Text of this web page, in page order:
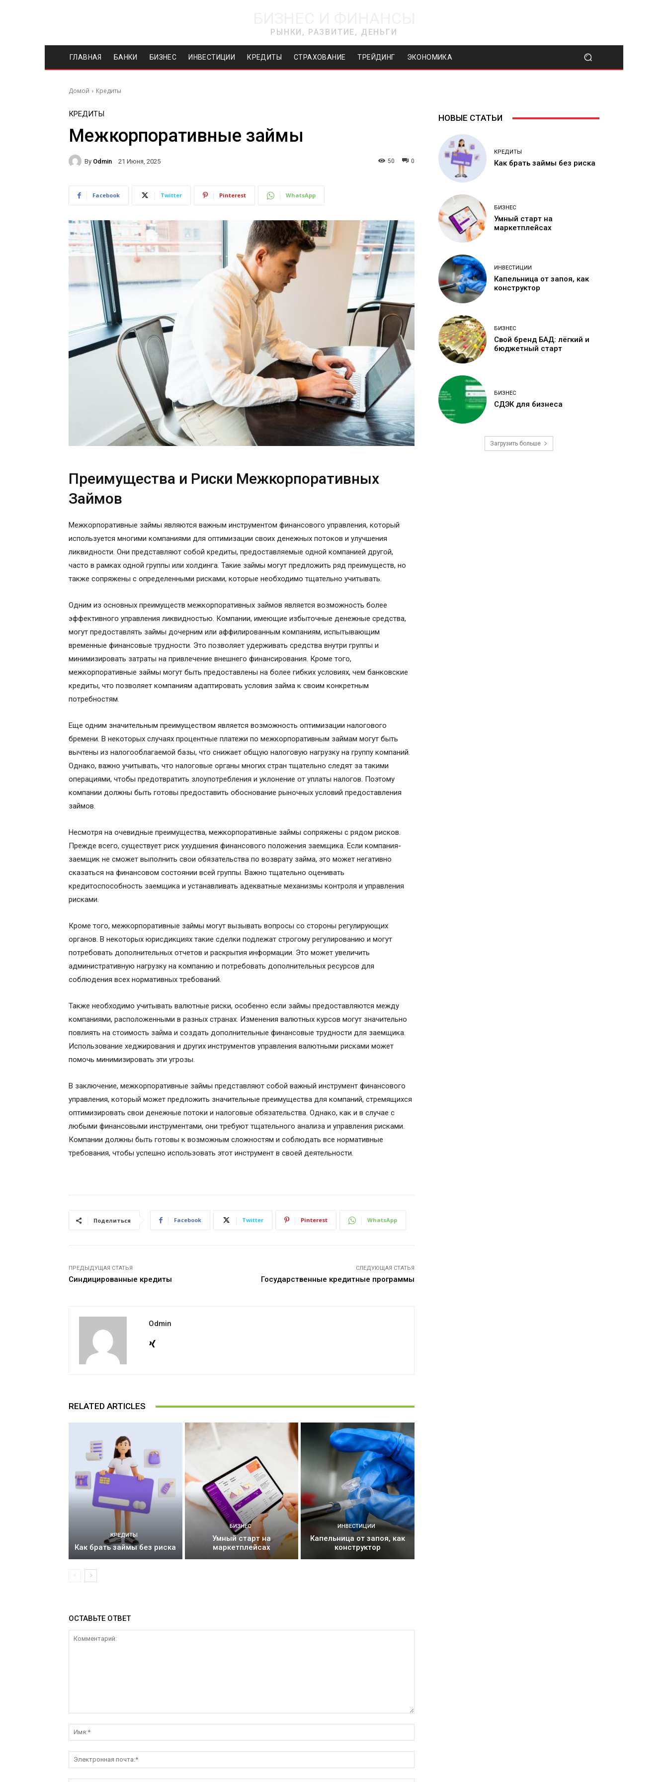
РЫНКИ, РАЗВИТИЕ, ДЕНЬГИ
ГЛАВНАЯ БАНКИ БИЗНЕС ИНВЕСТИЦИИ КРЕДИТЫ СТРАХОВАНИЕ ТРЕЙДИНГ ЭКОНОМИКА
Домой Кредиты
КРЕДИТЫ
Межкорпоративные займы
By Odmin 21 Июня, 2025 0
50
Facebook Twitter Pinterest WhatsApp
Преимущества и Риски Межкорпоративных
Займов
Межкорпоративные займы являются важным инструментом финансового управления, который
используется многими компаниями для оптимизации своих денежных потоков и улучшения
ликвидности. Они представляют собой кредиты, предоставляемые одной компанией другой,
часто в рамках одной группы или холдинга. Такие займы могут предложить ряд преимуществ, но
также сопряжены с определенными рисками, которые необходимо тщательно учитывать.
Одним из основных преимуществ межкорпоративных займов является возможность более
эффективного управления ликвидностью. Компании, имеющие избыточные денежные средства,
могут предоставлять займы дочерним или аффилированным компаниям, испытывающим
временные финансовые трудности. Это позволяет удерживать средства внутри группы и
минимизировать затраты на привлечение внешнего финансирования. Кроме того,
межкорпоративные займы могут быть предоставлены на более гибких условиях, чем банковские
кредиты, что позволяет компаниям адаптировать условия займа к своим конкретным
потребностям.
Еще одним значительным преимуществом является возможность оптимизации налогового
бремени. В некоторых случаях процентные платежи по межкорпоративным займам могут быть
вычтены из налогооблагаемой базы, что снижает общую налоговую нагрузку на группу компаний.
Однако, важно учитывать, что налоговые органы многих стран тщательно следят за такими
операциями, чтобы предотвратить злоупотребления и уклонение от уплаты налогов. Поэтому
компании должны быть готовы предоставить обоснование рыночных условий предоставления
займов.
Несмотря на очевидные преимущества, межкорпоративные займы сопряжены с рядом рисков.
Прежде всего, существует риск ухудшения финансового положения заемщика. Если компания-
заемщик не сможет выполнить свои обязательства по возврату займа, это может негативно
сказаться на финансовом состоянии всей группы. Важно тщательно оценивать
кредитоспособность заемщика и устанавливать адекватные механизмы контроля и управления
рисками.
Кроме того, межкорпоративные займы могут вызывать вопросы со стороны регулирующих
органов. В некоторых юрисдикциях такие сделки подлежат строгому регулированию и могут
потребовать дополнительных отчетов и раскрытия информации. Это может увеличить
административную нагрузку на компанию и потребовать дополнительных ресурсов для
соблюдения всех нормативных требований.
Также необходимо учитывать валютные риски, особенно если займы предоставляются между
компаниями, расположенными в разных странах. Изменения валютных курсов могут значительно
повлиять на стоимость займа и создать дополнительные финансовые трудности для заемщика.
Использование хеджирования и других инструментов управления валютными рисками может
помочь минимизировать эти угрозы.
В заключение, межкорпоративные займы представляют собой важный инструмент финансового
управления, который может предложить значительные преимущества для компаний, стремящихся
оптимизировать свои денежные потоки и налоговые обязательства. Однако, как и в случае с
любыми финансовыми инструментами, они требуют тщательного анализа и управления рисками.
Компании должны быть готовы к возможным сложностям и соблюдать все нормативные
требования, чтобы успешно использовать этот инструмент в своей деятельности.
Поделиться Facebook Twitter Pinterest WhatsApp
ПРЕДЫДУЩАЯ СТАТЬЯ
Синдицированные кредиты
СЛЕДУЮЩАЯ СТАТЬЯ
Государственные кредитные программы
Odmin
RELATED ARTICLES
КРЕДИТЫ
Как брать займы без риска
БИЗНЕС
Умный старт на
маркетплейсах
ИНВЕСТИЦИИ
Капельница от запоя, как
конструктор
ОСТАВЬТЕ ОТВЕТ
почта:*
НОВЫЕ СТАТЬИ
КРЕДИТЫ
Как брать займы без риска
БИЗНЕС
Умный старт на
маркетплейсах
ИНВЕСТИЦИИ
Капельница от запоя, как
конструктор
БИЗНЕС
Свой бренд БАД: лёгкий и
бюджетный старт
БИЗНЕС
СДЭК для бизнеса
Загрузить больше